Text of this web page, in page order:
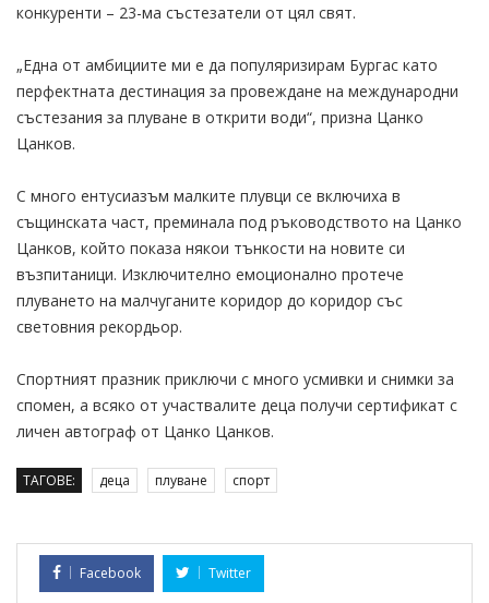
конкуренти – 23-ма състезатели от цял свят.
„Една от амбициите ми е да популяризирам Бургас като
перфектната дестинация за провеждане на международни
състезания за плуване в открити води“, призна Цанко
Цанков.
С много ентусиазъм малките плувци се включиха в
същинската част, преминала под ръководството на Цанко
Цанков, който показа някои тънкости на новите си
възпитаници. Изключително емоционално протече
плуването на малчуганите коридор до коридор със
световния рекордьор.
Спортният празник приключи с много усмивки и снимки за
спомен, а всяко от участвалите деца получи сертификат с
личен автограф от Цанко Цанков.
ТАГОВЕ: деца плуване спорт
Facebook Twitter